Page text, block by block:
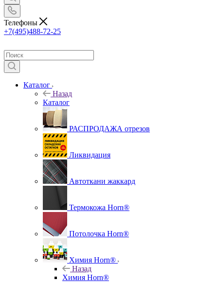
Телефоны
+7(495)488-72-25
Каталог
Назад
Каталог
РАСПРОДАЖА отрезов
Ликвидация
Автоткани жаккард
Термокожа Horn®
Потолочка Horn®
Химия Horn®
Назад
Химия Horn®